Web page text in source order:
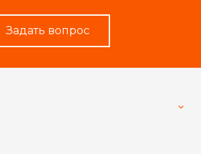
Задать вопрос